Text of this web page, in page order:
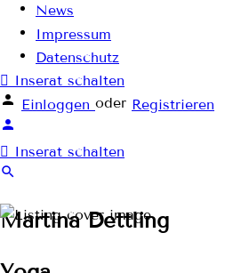
News
Impressum
Datenschutz
Inserat schalten
Einloggen oder Registrieren
Inserat schalten
Martina Dettling